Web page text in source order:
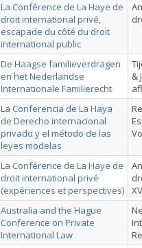
La Conférence de La Haye de
droit international privé,
escapade du côté du droit
international public
De Haagse familieverdragen
en het Nederlandse
Internationale Familierecht
&
La Conferencia de La Haya
de Derecho internacional
privado y el método de las
leyes modelas
La Conférence de La Haye de
droit international privé
(expériences et perspectives)
Australia and the Hague
Conference on Private
International Law